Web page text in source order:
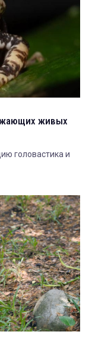
живых
головастика и